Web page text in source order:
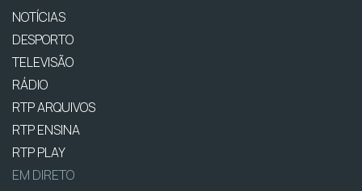
NOTÍCIAS
DESPORTO
TELEVISÃO
RÁDIO
RTP ARQUIVOS
RTP ENSINA
RTP PLAY
EM DIRETO